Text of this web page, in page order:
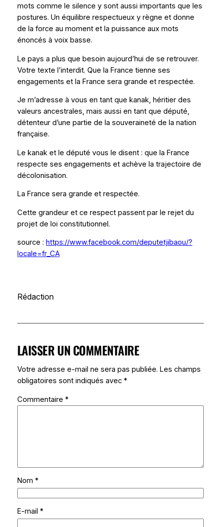
mots comme le silence y sont aussi importants que les
postures. Un équilibre respectueux y règne et donne
de la force au moment et la puissance aux mots
énoncés à voix basse.
Le pays a plus que besoin aujourd’hui de se retrouver.
Votre texte l’interdit. Que la France tienne ses
engagements et la France sera grande et respectée.
Je m’adresse à vous en tant que kanak, héritier des
valeurs ancestrales, mais aussi en tant que député,
détenteur d’une partie de la souveraineté de la nation
française.
Le kanak et le député vous le disent : que la France
respecte ses engagements et achève la trajectoire de
décolonisation.
La France sera grande et respectée.
Cette grandeur et ce respect passent par le rejet du
projet de loi constitutionnel.
source : https://www.facebook.com/deputetjibaou/?
locale=fr_CA
Rédaction
LAISSER UN COMMENTAIRE
Votre adresse e-mail ne sera pas publiée. Les champs
obligatoires sont indiqués avec *
Commentaire *
Nom *
E-mail *